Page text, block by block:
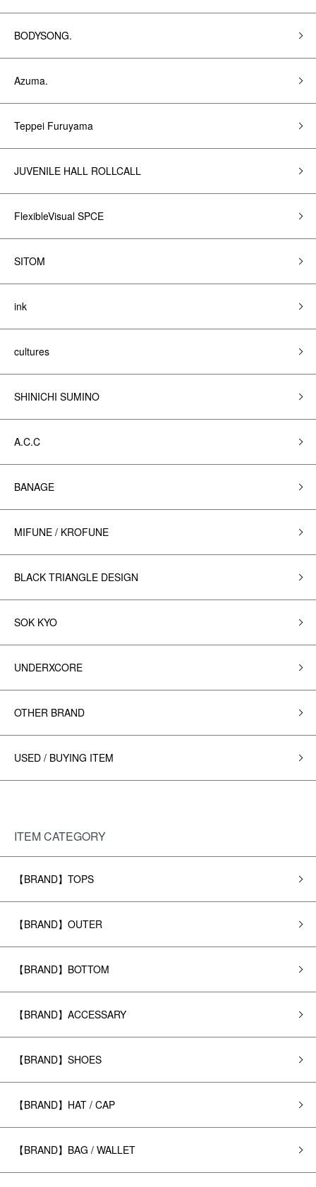
BODYSONG.
Azuma.
Teppei Furuyama
JUVENILE HALL ROLLCALL
FlexibleVisual SPCE
SITOM
ink
cultures
SHINICHI SUMINO
A.C.C
BANAGE
MIFUNE / KROFUNE
BLACK TRIANGLE DESIGN
SOK KYO
UNDERXCORE
OTHER BRAND
USED / BUYING ITEM
ITEM CATEGORY
【BRAND】TOPS
【BRAND】OUTER
【BRAND】BOTTOM
【BRAND】ACCESSARY
【BRAND】SHOES
【BRAND】HAT / CAP
【BRAND】BAG / WALLET